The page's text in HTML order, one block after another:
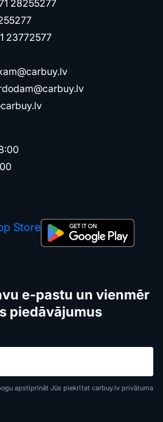
28255277
23772577
e-pastu un vienmēr
piedāvājumus
apstiprināt Jūs piekrītat carbuy.lv privātuma